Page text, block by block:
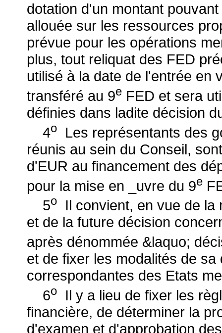
dotation d'un montant
allouée sur les ressources
prévue pour les opérations
plus, tout reliquat des FED
utilisé à la date de l'entrée en
transféré au 9e FED et sera
définies dans ladite décision
4o
Les représentants des
réunis au sein du Conseil,
d'EUR au financement des
pour la mise en _uvre du 9e
5o
Il convient, en vue de la
et de la future décision
après dénommée &laquo;
et de fixer les modalités de
correspondantes des Etats
6o
Il y a lieu de fixer les
financière, de déterminer la
d'examen et d'approbation